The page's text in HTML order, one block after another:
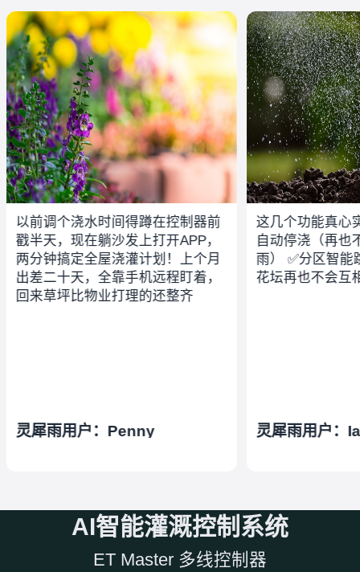
以前调个浇水时间得蹲在控制器前
戳半天，现在躺沙发上打开APP，
两分钟搞定全屋浇灌计划！上个月
出差二十天，全靠手机远程盯着，
回来草坪比物业打理的还整齐
灵犀雨用户：Penny
这几个功能真心
自动停浇（再也
雨） ✅分区智能
花坛再也不会互
灵犀雨用户：
AI智能灌溉控制系统
ET Master 多线控制器